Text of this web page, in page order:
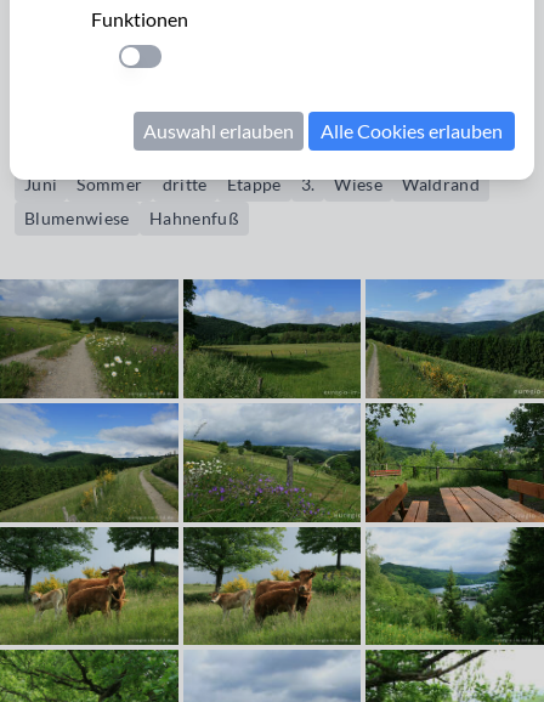
mit Blick auf weite Wälder.
wandern Rurtal Dedenborn Einruhr
Rur
Juni
Sommer dritte Etappe 3. Wiese
Waldrand
Blumenwiese
Hahnenfuß
Funktionen
Einstellung anwenden
Auswahl erlauben Alle Cookies erlauben